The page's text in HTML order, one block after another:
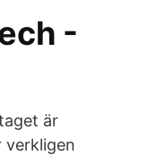
-
är
verkligen